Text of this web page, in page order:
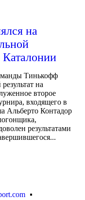
на
Тинькофф
на
второе
входящего в
Альберто Контадор
результатами